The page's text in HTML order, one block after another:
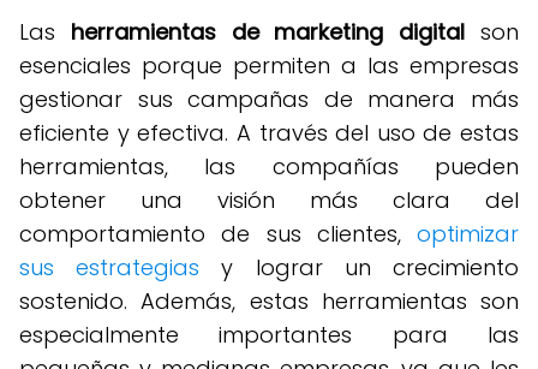
Las herramientas de marketing digital son
esenciales porque permiten a las empresas
gestionar sus campañas de manera más
eficiente y efectiva. A través del uso de estas
herramientas, las compañías pueden
obtener una visión más clara del
comportamiento de sus clientes, optimizar
sus estrategias y lograr un crecimiento
sostenido. Además, estas herramientas son
especialmente importantes para las